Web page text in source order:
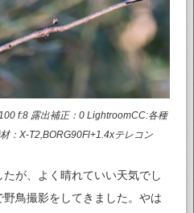
f:8 露出補正：0 LightroomCC:各種
：X-T2,BORG90Fl+1.4xテレコン
が、よく晴れていい天気でし
鳥撮影をしてきました。やは